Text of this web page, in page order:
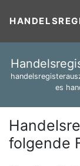
es
folgende